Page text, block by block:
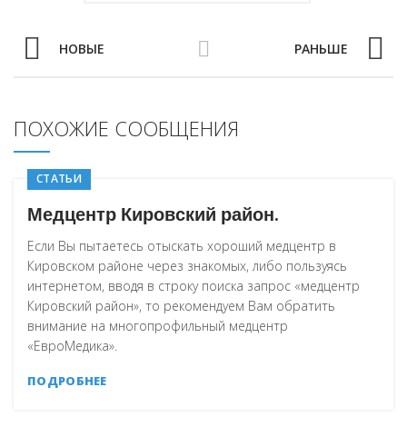
НОВЫЕ РАНЬШЕ
ПОХОЖИЕ СООБЩЕНИЯ
СТАТЬИ
Медцентр Кировский район.
Если Вы пытаетесь отыскать хороший медцентр в
Кировском районе через знакомых, либо пользуясь
интернетом, вводя в строку поиска запрос «медцентр
Кировский район», то рекомендуем Вам обратить
внимание на многопрофильный медцентр
«ЕвроМедика».
ПОДРОБНЕЕ